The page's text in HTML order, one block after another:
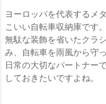
ヨーロッパを代表するメ
こいい自転車収納庫です。
無駄な装飾を省いたクラ
み、自転車を雨風から守
日常の大切なパートナー
しておきたいですよね。